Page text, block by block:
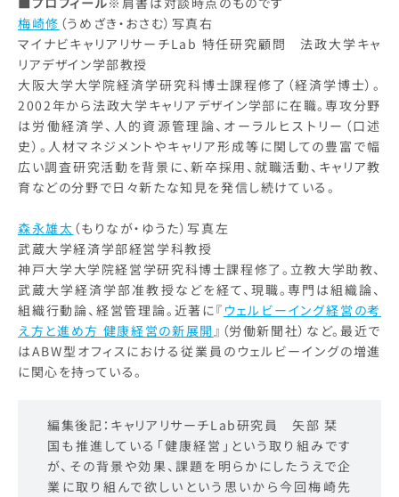
梅崎修 （うめざき・おさむ）写真右
マイナビキャリアリサーチLab 特任研究顧問 法政大学キャ
リアデザイン学部教授
大阪大学大学院経済学研究科博士課程修了（経済学博士）。
2002年から法政大学キャリアデザイン学部に在職。専攻分野
は労働経済学、人的資源管理論、オーラルヒストリー（口述
史）。人材マネジメントやキャリア形成等に関しての豊富で幅
広い調査研究活動を背景に、新卒採用、就職活動、キャリア教
育などの分野で日々新たな知見を発信し続けている。
森永雄太 （もりなが・ゆうた）写真左
武蔵大学経済学部経営学科教授
神戸大学大学院経営学研究科博士課程修了。立教大学助教、
武蔵大学経済学部准教授などを経て、現職。専門は組織論、
組織行動論、経営管理論。近著に『 ウェルビーイング経営の考
え方と進め方 健康経営の新展開 』（労働新聞社）など。最近で
はABW型オフィスにおける従業員のウェルビーイングの増進
に関心を持っている。
編集後記：キャリアリサーチLab研究員 矢部 栞
国も推進している「健康経営」という取り組みです
が、その背景や効果、課題を明らかにしたうえで企
業に取り組んで欲しいという思いから今回梅崎先